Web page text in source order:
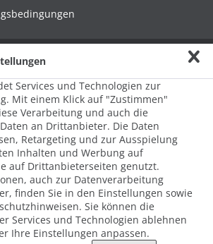
Betriebs KG
Brehna, Deutschland
nach HinSchG
zum LkSG
Services und Technologien zur
Mit einem Klick auf "Zustimmen"
Verarbeitung und auch die
an Drittanbieter. Die Daten
Retargeting und zur Ausspielung
Inhalten und Werbung auf
auf Drittanbieterseiten genutzt.
auch zur Datenverarbeitung
finden Sie in den Einstellungen sowie
Sie können die
Services und Technologien ablehnen
Ihre Einstellungen anpassen.